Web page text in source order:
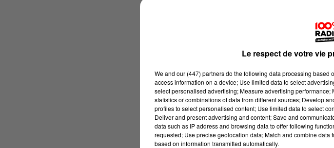
Le respect de votre vie
We and our (447) partnersdo the following data processing based
access information on a device; Use limited data to select
select personalised advertising; Measure advertising
statistics or combinations of data from different sources; Develop
profiles to select personalised content; Use limited data to select
Deliver and present advertising and content; Save and
data such as IP address and browsing data to offer following
requested; Use precise geolocation data; Match and combine
based on information transmitted automatically.